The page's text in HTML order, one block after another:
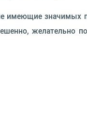
имеющие значимых
желательно